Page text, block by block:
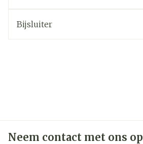
Bijsluiter
Neem contact met ons op